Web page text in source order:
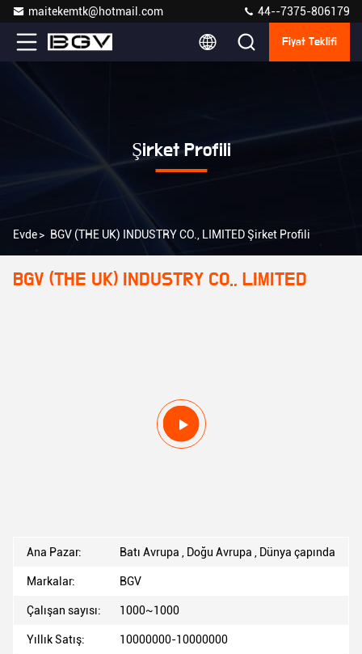
maitekemtk@hotmail.com 44--7375-806179
Fiyat Teklifi
Şirket Profili
Evde> BGV (THE UK) INDUSTRY CO., LIMITED Şirket Profili
BGV (THE UK) INDUSTRY CO., LIMITED
Ana Pazar: Batı Avrupa , Doğu Avrupa , Dünya çapında
Markalar: BGV
Çalışan sayısı: 1000~1000
Yıllık Satış: 10000000-10000000